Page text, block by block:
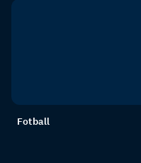
Fotball